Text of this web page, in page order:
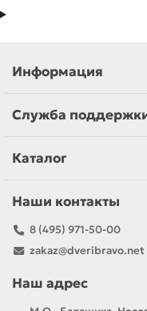
Информация
Служба
Каталог
Наши контакты
8 (495) 971-50-00
zakaz@dveribravo.net
Наш адрес